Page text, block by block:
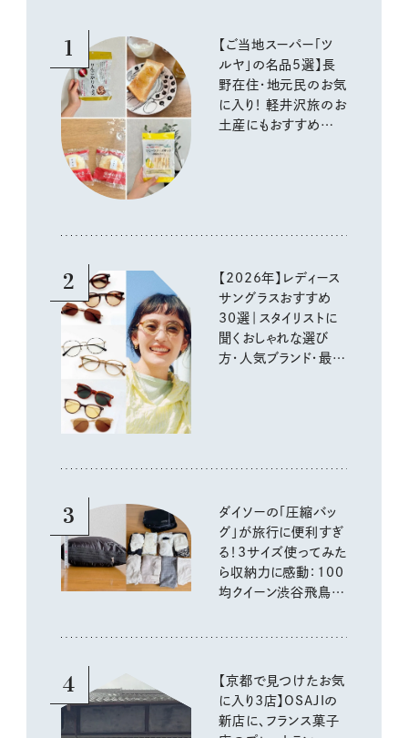
1
【ご当地スーパー「ツ
ルヤ」の名品5選】長
野在住・地元民のお気
に入り！ 軽井沢旅のお
土産にもおすすめのお
2
【2026年】レディース
サングラスおすすめ
30選｜スタイリストに
聞くおしゃれな選び
方・人気ブランド・最新
3
ダイソーの「圧縮バッ
グ」が旅行に便利すぎ
る！3サイズ使ってみた
ら収納力に感動：100
均クイーン渋谷飛鳥の
4
【京都で見つけたお気
に入り3店】OSAJIの
新店に、フランス菓子